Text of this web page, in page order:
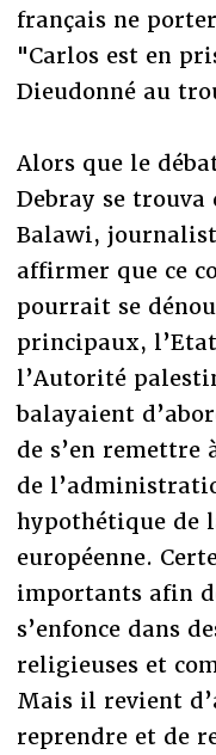
français ne
"Carlos est en
Dieudonné au
Alors que le
Debray se trouva
Balawi,
affirmer que ce
pourrait se
principaux,
l’Autorité
balayaient
de s’en
de
hypothétique de
européenne.
importants afin
s’enfonce dans
religieuses et
Mais il revient
reprendre et de